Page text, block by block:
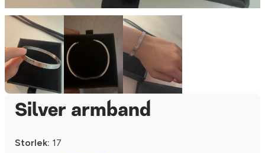
Silver armband
Storlek: 17